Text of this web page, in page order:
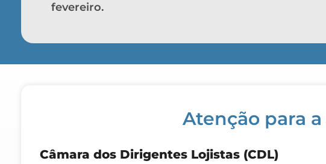
fevereiro.
Atenção para
Câmara dos Dirigentes Lojistas (CDL)